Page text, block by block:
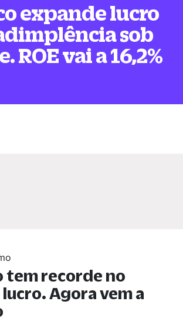
expande lucro
sob
ROE vai a 16,2%
tem recorde no
lucro. Agora vem a